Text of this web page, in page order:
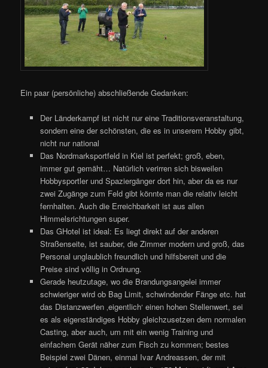
Ein paar (persönliche) abschließende Gedanken:
Der Länderkampf ist nicht nur eine Traditionsveranstaltung,
sondern eine der schönsten, die es in unserem Hobby gibt,
nicht nur national
Das Nordmarksportfeld in Kiel ist perfekt; groß, eben,
immer gut gemäht… Natürlich verirren sich bisweilen
Hobbysportler und Spaziergänger dort hin, aber da es nur
zwei Zugänge zum Feld gibt könnte man die relativ leicht
fernhalten. Auch die Erreichbarkeit ist aus allen
Himmelsrichtungen super.
Das GHotel ist ideal: Es liegt direkt auf der anderen
Straßenseite, ist sauber, die Zimmer modern und groß, das
Personal unglaublich freundlich und hilfsbereit und die
Preise sind völlig in Ordnung.
Gerade heutzutage, wo die Brandungsangelei immer
schwieriger wird ob Bag Limit, schwindender Fänge etc. hat
das Distanzwerfen ‚eigentlich‘ einen hohen Stellenwert, sei
es als eigenständiges Hobby gleichzusetzen dem normalen
Casting, aber auch, um mit ein wenig Training und
einfachem Gerät näher zum Fisch zu kommen; bestes
Beispiel zwei Dänen, einmal Ivar Andreassen, der mit